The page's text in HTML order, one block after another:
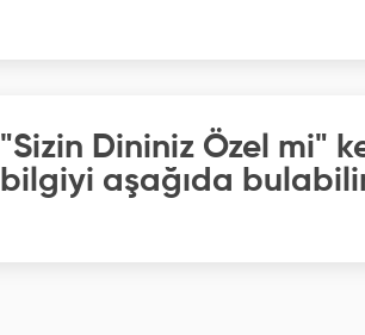
"Sizin Dininiz Özel mi"
bilgiyi aşağıda